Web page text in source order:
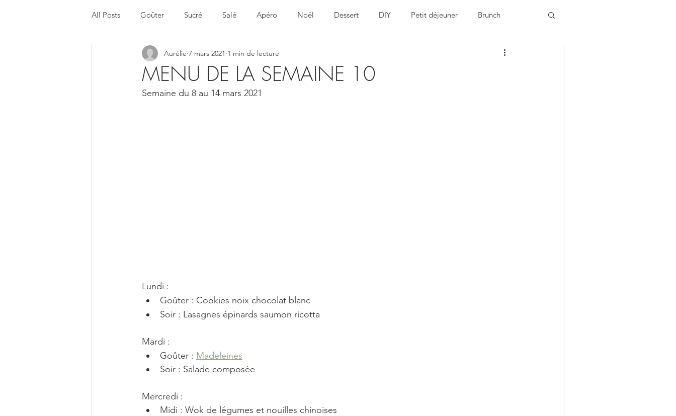
All Posts Goûter Sucré Salé Apéro Noël Dessert DIY Petit déjeuner Brunch
Halloween Menu de la semaine Healthy
MENU DE LA SEMAINE 10
Aurélie 7 mars 2021 1 min de lecture
Semaine du 8 au 14 mars 2021
Lundi :
Goûter : Cookies noix chocolat blanc
Soir : Lasagnes épinards saumon ricotta
Mardi :
Goûter : Madeleines
Soir : Salade composée
Mercredi :
Midi : Wok de légumes et nouilles chinoises